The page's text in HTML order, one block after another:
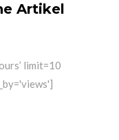
Artikel
limit=10